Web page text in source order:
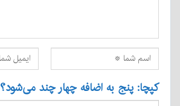
کپچا: پنج به اضافه چهار چند می‌شود؟